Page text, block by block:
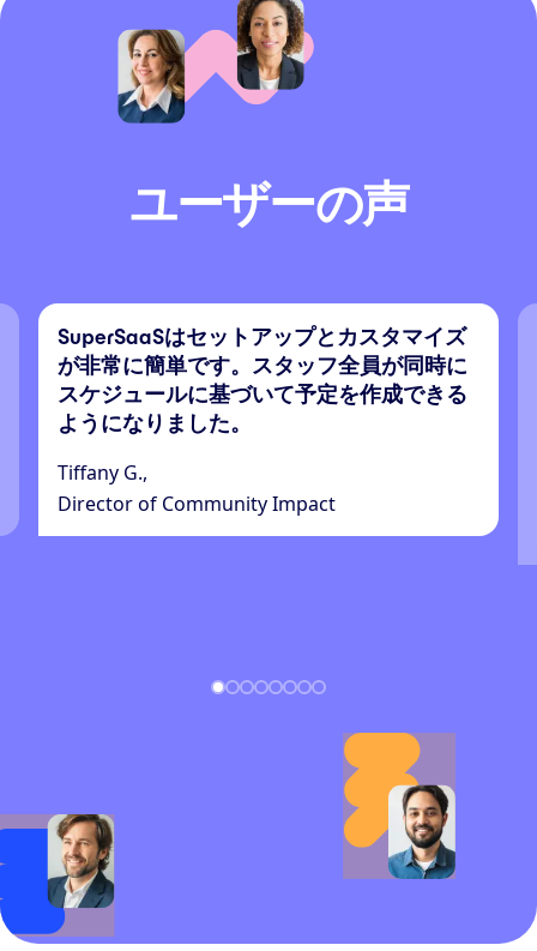
ユーザーの声
SuperSaaSはセットアップとカスタマイズ
が非常に簡単です。スタッフ全員が同時に
スケジュールに基づいて予定を作成できる
ようになりました。
Tiffany G.,
Director of Community Impact